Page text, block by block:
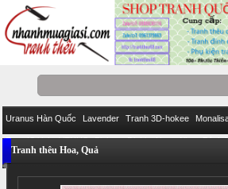
Uranus Hàn Quốc Lavender Tranh 3D-hokee
Eva IStitich VENUS Pinkoo DieLianHua Ailuo Bách
Tranh thêu Hoa, Quả